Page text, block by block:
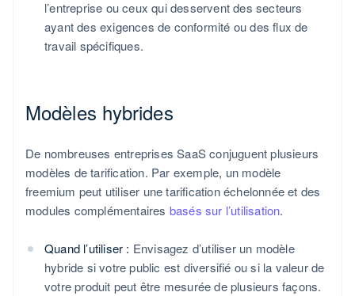
l’entreprise ou ceux qui desservent des secteurs
ayant des exigences de conformité ou des flux de
travail spécifiques.
Modèles hybrides
De nombreuses entreprises SaaS conjuguent plusieurs
modèles de tarification. Par exemple, un modèle
freemium peut utiliser une tarification échelonnée et des
modules complémentaires basés sur l’utilisation.
Quand l’utiliser : Envisagez d’utiliser un modèle
hybride si votre public est diversifié ou si la valeur de
votre produit peut être mesurée de plusieurs façons.